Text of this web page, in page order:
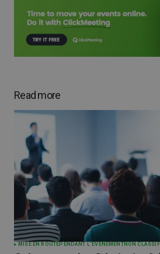
Read more
MISE EN ROUTE PENDANT L'ÉVÉNEMENTNON